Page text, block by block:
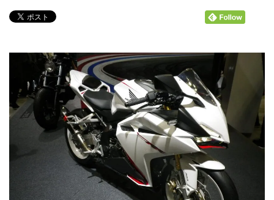
店舗案内